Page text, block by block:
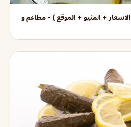
+ المنيو + الموقع ) - مطاعم و